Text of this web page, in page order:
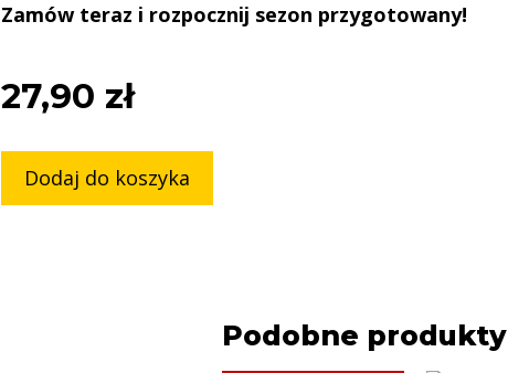
Zamów teraz i rozpocznij sezon przygotowany!
27,90 zł
Dodaj do koszyka
Podobne produkty